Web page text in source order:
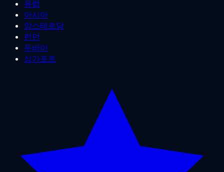
유럽
아시아
암스테르담
런던
두바이
싱가포르